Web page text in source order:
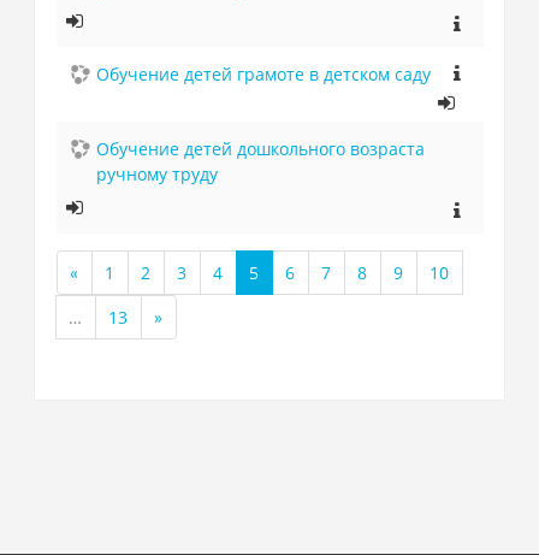
Обучение детей грамоте в детском саду
Обучение детей дошкольного возраста
ручному труду
«
Назад
1 2 3 4
5
(текущая)
6 7 8 9
10
…
13
»
Далее